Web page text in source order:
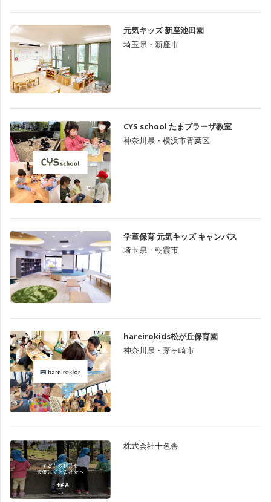
元気キッズ 新座池田園
埼玉県・新座市
CYS school たまプラーザ教室
神奈川県・横浜市青葉区
学童保育 元気キッズ キャンバス
埼玉県・朝霞市
hareirokids松が丘保育園
神奈川県・茅ヶ崎市
株式会社十色舎